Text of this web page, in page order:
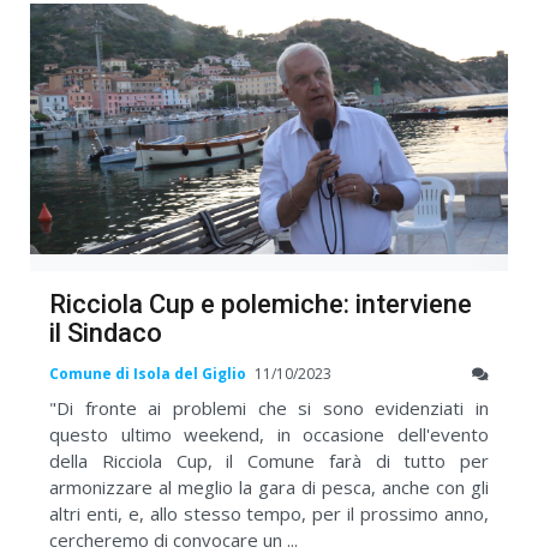
Ricciola Cup e polemiche: interviene
il Sindaco
Comune di Isola del Giglio 11/10/2023
"Di fronte ai problemi che si sono evidenziati in
questo ultimo weekend, in occasione dell'evento
della Ricciola Cup, il Comune farà di tutto per
armonizzare al meglio la gara di pesca, anche con gli
altri enti, e, allo stesso tempo, per il prossimo anno,
cercheremo di convocare un ...